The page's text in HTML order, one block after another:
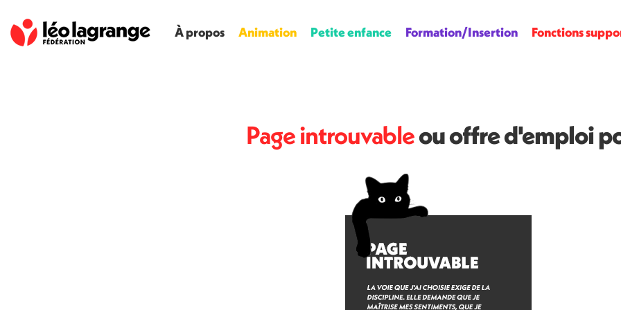
À propos Animation Petite enfance Formation/Insertion Fonctions
Page introuvableou offre d'emploi